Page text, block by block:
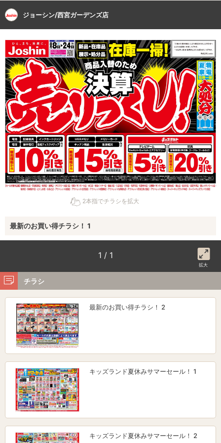
ジョーシン/西宮ガーデンズ店
2本指でチラシを拡大
最新のお買い得チラシ！ 1
1 / 1
拡大
チラシ
最新のお買い得チラシ！ 2
キッズランド夏休みサマーセール！ 1
キッズランド夏休みサマーセール！ 2